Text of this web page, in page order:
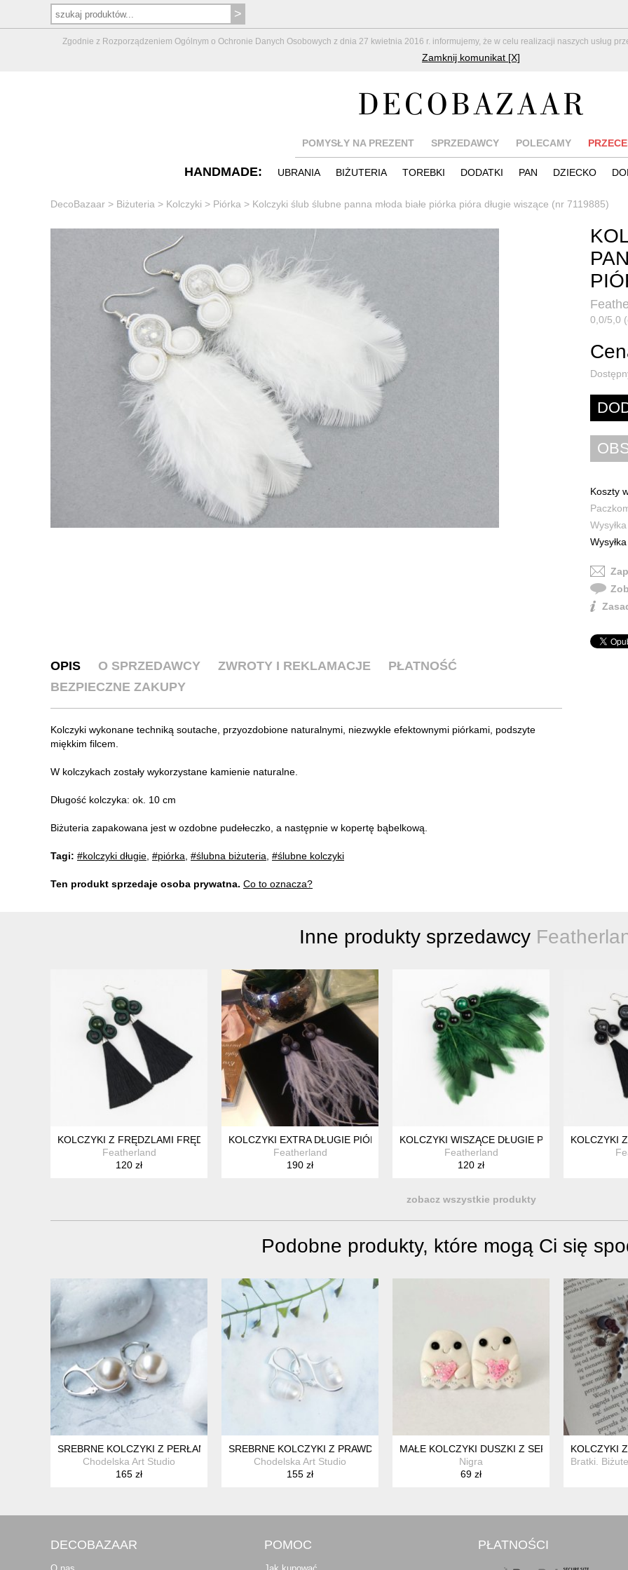
Zgodnie z Rozporządzeniem Ogólnym o Ochronie Danych Osobowych z dnia 27 kwietnia 2016 r. informujemy, że w celu realizacji naszych usług
Zamknij komunikat [X]
POMYSŁY NA PREZENT SPRZEDAWCY POLECAMY
HANDMADE: UBRANIA BIŻUTERIA TOREBKI DODATKI PAN DZIECKO
DecoBazaar > Biżuteria > Kolczyki > Piórka > Kolczyki ślub ślubne panna młoda białe piórka pióra długie wiszące (nr 7119885)
0,0/5,0
Koszty
OPIS O SPRZEDAWCY ZWROTY I REKLAMACJE
PŁATNOŚĆ
BEZPIECZNE ZAKUPY
Kolczyki wykonane techniką soutache, przyozdobione naturalnymi, niezwykle efektownymi piórkami, podszyte
miękkim filcem.
W kolczykach zostały wykorzystane kamienie naturalne.
Długość kolczyka: ok. 10 cm
Biżuteria zapakowana jest w ozdobne pudełeczko, a następnie w kopertę bąbelkową.
Tagi: #kolczyki długie #piórka #ślubna biżuteria #ślubne kolczyki
Ten produkt sprzedaje osoba prywatna. Co to oznacza?
Inne produkty sprzedawcy
KOLCZYKI Z FRĘDZLAMI FRĘDZLE FRĘDZELKI ZIELONE BUTELKOWA ZIELEŃ DŁUGIE WISZĄCE WIECZOROWE
Featherland
120 zł
KOLCZYKI EXTRA DŁUGIE PIÓRKA GRIZZLY SUTASZ ETNO BOHO HIPPIE
Featherland
190 zł
KOLCZYKI WISZĄCE DŁUGIE PIÓRKA Z
Featherland
120 zł
KOLCZYKI
zobacz wszystkie produkty
Podobne produkty, które mogą Ci się
SREBRNE KOLCZYKI Z PERŁAMI SWAROVSKI
Chodelska Art Studio
165 zł
SREBRNE KOLCZYKI Z PRAWDZIWYMI PERŁAMI
Chodelska Art Studio
155 zł
MAŁE KOLCZYKI DUSZKI Z SERDUSZKAMI NA
Nigra
69 zł
KOLCZYKI
Bratki.
DECOBAZAAR
O nas
POMOC
Jak kupować
PŁATNOŚCI